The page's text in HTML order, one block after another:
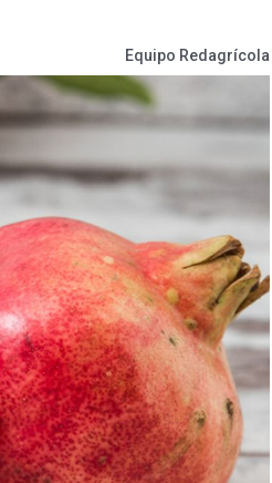
Equipo Redagrícola